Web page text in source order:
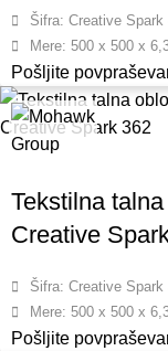
Šifra: Creative Spark
Mere: 500 x 500 x
Pošljite
Tekstilna
Creative
Šifra: Creative Spark
Mere: 500 x 500 x
Pošljite